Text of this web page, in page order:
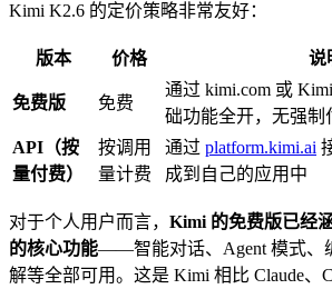
Kimi K2.6 的定价策略非常友好：
版本 价格 说
免费版 免费
通过 kimi.com 或
础功能全开，无强制
API（按
量付费）
按调用
量计费
通过 platform.kimi.ai
成到自己的应用中
对于个人用户而言， Kimi 的免费版已经
的核心功能——智能对话、Agent 模式、
解等全部可用。这是 Kimi 相比 Claude、